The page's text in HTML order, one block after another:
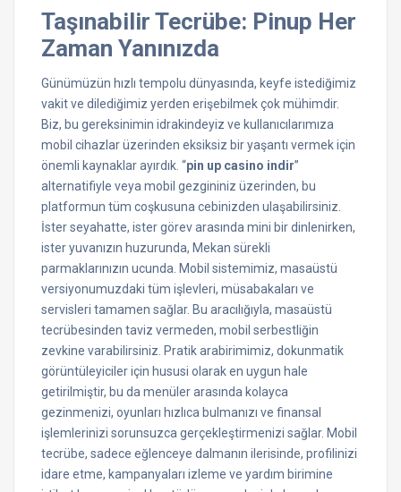
Taşınabilir Tecrübe: Pinup Her
Zaman Yanınızda
Günümüzün hızlı tempolu dünyasında, keyfe istediğimiz
vakit ve dilediğimiz yerden erişebilmek çok mühimdir.
Biz, bu gereksinimin idrakindeyiz ve kullanıcılarımıza
mobil cihazlar üzerinden eksiksiz bir yaşantı vermek için
önemli kaynaklar ayırdık. “pin up casino indir”
alternatifiyle veya mobil gezgininiz üzerinden, bu
platformun tüm coşkusuna cebinizden ulaşabilirsiniz.
İster seyahatte, ister görev arasında mini bir dinlenirken,
ister yuvanızın huzurunda, Mekan sürekli
parmaklarınızın ucunda. Mobil sistemimiz, masaüstü
versiyonumuzdaki tüm işlevleri, müsabakaları ve
servisleri tamamen sağlar. Bu aracılığıyla, masaüstü
tecrübesinden taviz vermeden, mobil serbestliğin
zevkine varabilirsiniz. Pratik arabirimimiz, dokunmatik
görüntüleyiciler için hususi olarak en uygun hale
getirilmiştir, bu da menüler arasında kolayca
gezinmenizi, oyunları hızlıca bulmanızı ve finansal
işlemlerinizi sorunsuzca gerçekleştirmenizi sağlar. Mobil
tecrübe, sadece eğlenceye dalmanın ilerisinde, profilinizi
idare etme, kampanyaları izleme ve yardım birimine